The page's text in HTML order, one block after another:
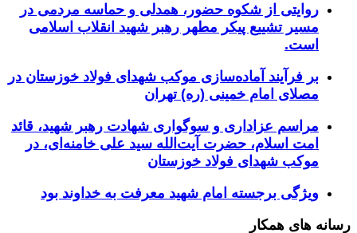
روایتی از شکوه حضور، همدلی و حماسه مردمی در
مسیر تشییع پیکر مطهر رهبر شهید انقلاب اسلامی
است.
بر فرآیند آماده‌سازی موکب شهدای فولاد خوزستان در
مصلای امام خمینی (ره) تهران
مراسم عزاداری و سوگواری شهادت رهبر شهید، قائد
امت اسلام، حضرت آیت‌الله سید علی خامنه‌ای، در
موکب شهدای فولاد خوزستان
ویژگی برجسته امام شهید معرفت به خداوند بود
رسانه های همکار